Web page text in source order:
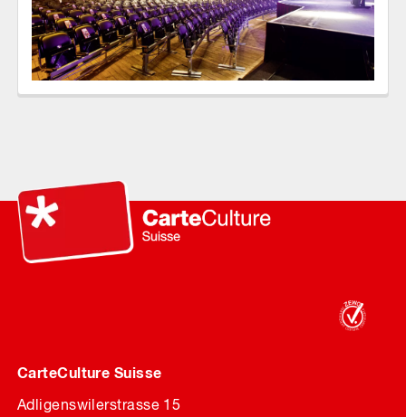
CarteCulture Suisse
Adligenswilerstrasse 15